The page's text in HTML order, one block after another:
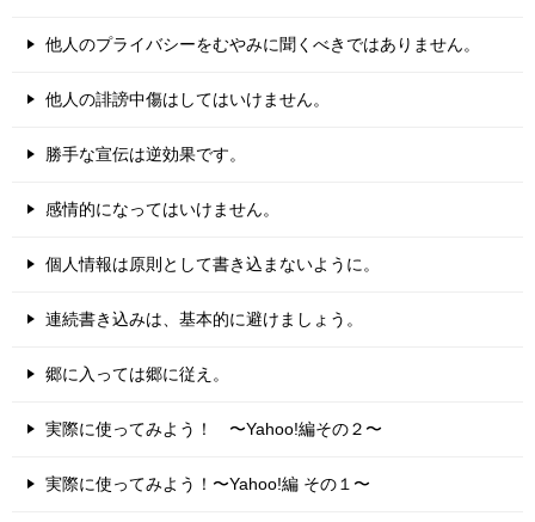
他人のプライバシーをむやみに聞くべきではありません。
他人の誹謗中傷はしてはいけません。
勝手な宣伝は逆効果です。
感情的になってはいけません。
個人情報は原則として書き込まないように。
連続書き込みは、基本的に避けましょう。
郷に入っては郷に従え。
実際に使ってみよう！ 〜Yahoo!編その２〜
実際に使ってみよう！〜Yahoo!編 その１〜